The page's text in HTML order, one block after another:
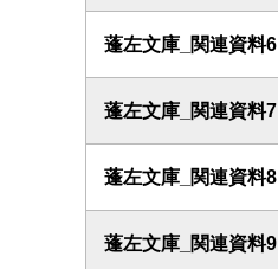
蓬左文庫_関連資料6
蓬左文庫_関連資料7
蓬左文庫_関連資料8
蓬左文庫_関連資料9